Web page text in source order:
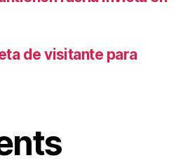
de visitante para